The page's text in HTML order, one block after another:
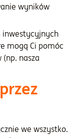
wyników
mogą Ci pomóc
nasza
we wszystko.